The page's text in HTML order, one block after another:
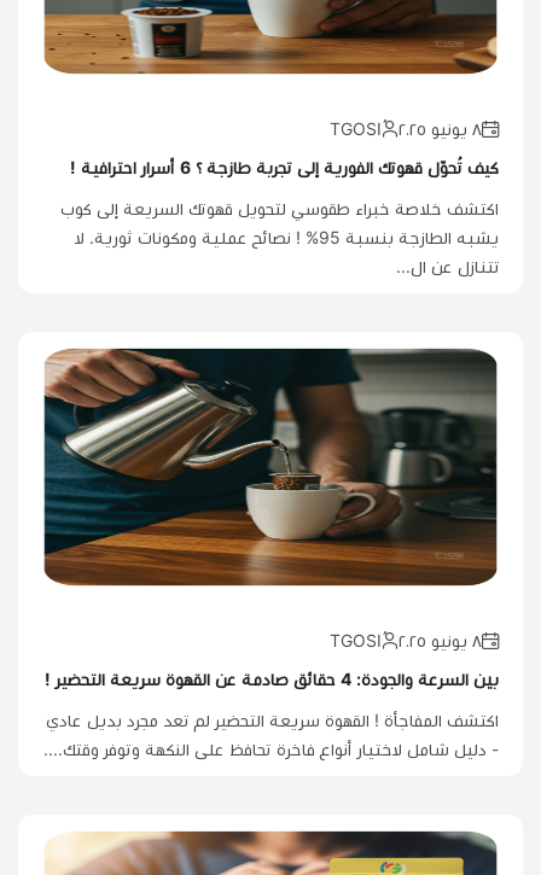
٨ يونيو ٢٠٢٥
كيف تُحوّل قهوتك الفورية إلى تجربة طازجة ؟ 6 أسرار احترافية !
اكتشف خلاصة خبراء طقوسي لتحويل قهوتك السريعة إلى كوب
يشبه الطازجة بنسبة 95% ! نصائح عملية ومكونات ثورية. لا
تتنازل عن ال...
٨ يونيو ٢٠٢٥
بين السرعة والجودة: 4 حقائق صادمة عن القهوة سريعة التحضير !
اكتشف المفاجأة ! القهوة سريعة التحضير لم تعد مجرد بديل عادي
- دليل شامل لاختيار أنواع فاخرة تحافظ على النكهة وتوفر وقتك....